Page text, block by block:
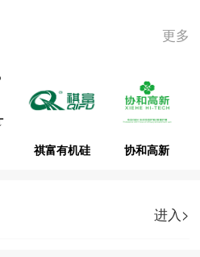
更多
祺富有机硅 协和高新
进入>